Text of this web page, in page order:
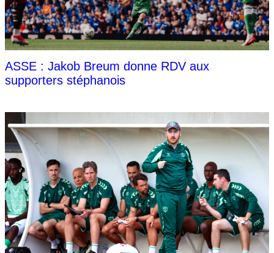
ASSE : Jakob Breum donne RDV aux
supporters stéphanois